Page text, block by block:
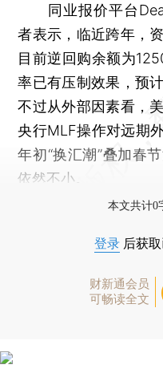
同业报价平台
者表示，临近跨年，
目前逆回购余额为
率已有压制效果，预
不过从外部因素看，
央行MLF操作对远期
年初“换汇潮”叠加春
依然不小。
本文共计0
登录 后获
财新通会员
可畅读全文